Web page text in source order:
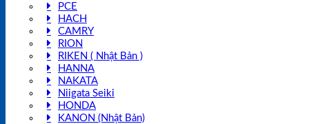
PCE
HACH
CAMRY
RION
RIKEN ( Nhật Bản )
HANNA
NAKATA
Niigata Seiki
HONDA
KANON (Nhật Bản)